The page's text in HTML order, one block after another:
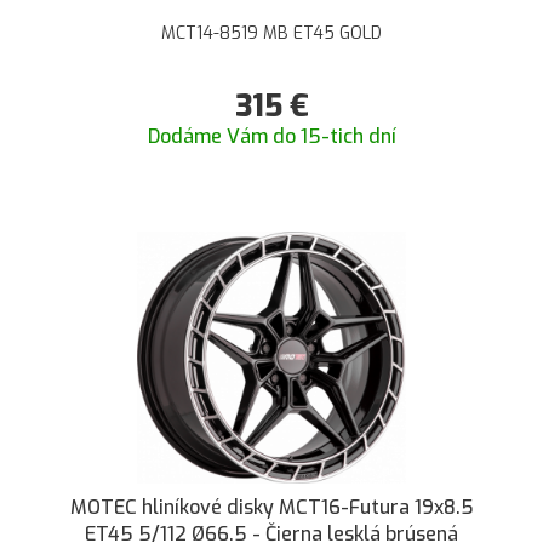
MCT14-8519 MB ET45 GOLD
315€
Dodáme Vám do 15-tich dní
MOTEC hliníkové disky MCT16-Futura 19x8.5
ET45 5/112 Ø66.5 - Čierna lesklá brúsená